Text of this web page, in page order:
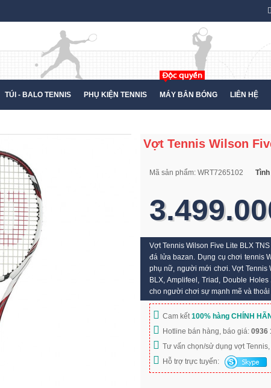
TÚI - BALO TENNIS PHỤ KIỆN TENNIS MÁY BẮN BÓNG LIÊN HỆ
Vợt Tennis Wilson
Mã sản phẩm: WRT7265102
Vợt Tennis Wilson Five Lite BLX
đá lửa bazan. Dụng cụ chơi tennis
phụ nữ, người mới chơi. Vợt Tennis
BLX, Amplifeel, Triad, Double
cho người chơi sự mạnh mẽ và
Cam kết100% hàng CHÍNH
Hotline bán hàng, báo giá: 0936
Tư vấn chọn/sử dụng vợt
Hỗ trợ trực tuyến: